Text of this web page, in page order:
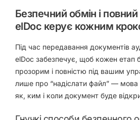
Безпечний обмін і
elDoc керує кожним
Під час передавання документів
elDoc забезпечує, щоб кожен етап
прозорим і повністю під вашим
лише про “надіслати файл” —
як, ким і коли документ буде